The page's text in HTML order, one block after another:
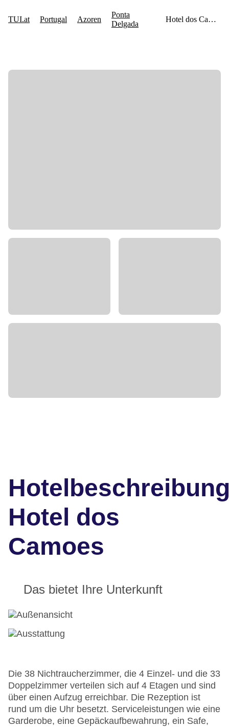
Hotel dos
Camoes
Das bietet Ihre Unterkunft
Die 38 Nichtraucherzimmer, die 4 Einzel- und die 33
Doppelzimmer verteilen sich auf 4 Etagen und sind
über einen Aufzug erreichbar. Die Rezeption ist
rund um die Uhr besetzt. Serviceleistungen wie eine
Garderobe, eine Gepäckaufbewahrung, ein Safe,